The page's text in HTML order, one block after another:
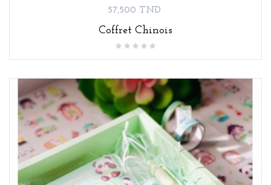
Prix
57,500 TND
Coffret Chinois